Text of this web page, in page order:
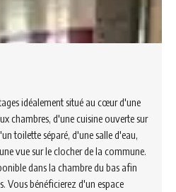
idéalement situé au cœur d'une
chambres, d'une cuisine ouverte sur
toilette séparé, d'une salle d'eau,
vue sur le clocher de la commune.
dans la chambre du bas afin
Vous bénéficierez d'un espace